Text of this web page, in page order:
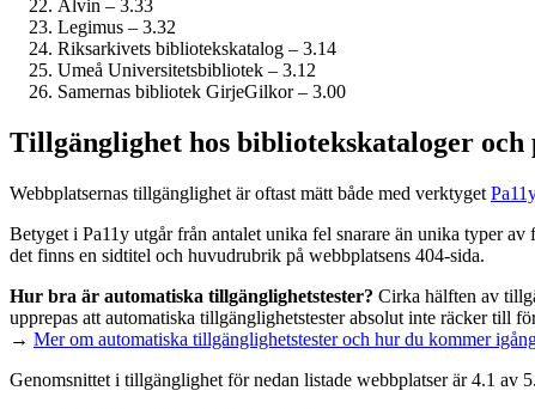
Alvin – 3.33
Legimus – 3.32
Riksarkivets bibliotekskatalog – 3.14
Umeå Universitetsbibliotek – 3.12
Samernas bibliotek GirjeGilkor – 3.00
Tillgänglighet hos bibliotekskataloger
Webbplatsernas tillgänglighet är oftast mätt både med verktyget
Betyget i Pa11y utgår från antalet unika fel snarare än unika typer
det finns en sidtitel och huvudrubrik på webbplatsens 404-sida.
Hur bra är automatiska tillgänglighets­tester? Cirka hälften av
upprepas att automatiska tillgänglighets­tester absolut inte räcker till
→ Mer om automatiska tillgänglighets­tester och hur du kommer
Genomsnittet i tillgänglighet för nedan listade webbplatser är 4.1 av 5.